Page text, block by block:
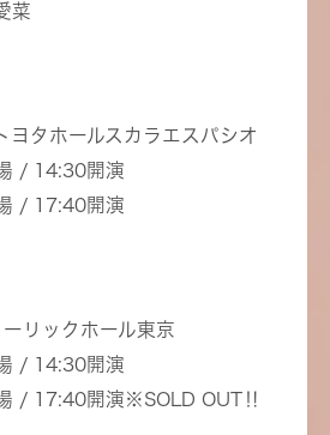
菜
タホールスカラエスパシオ
/ 14:30開演
/ 17:40開演
リックホール東京
/ 14:30開演
/ 17:40開演※SOLD OUT‼︎